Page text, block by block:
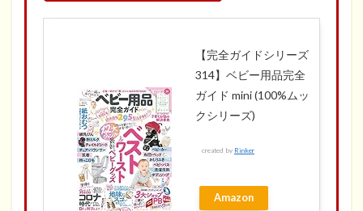
【完全ガイドシリーズ
314】ベビー用品完全
ガイド mini (100%ムッ
クシリーズ)
created by Rinker
Amazon